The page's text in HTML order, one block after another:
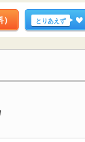
とりあえず